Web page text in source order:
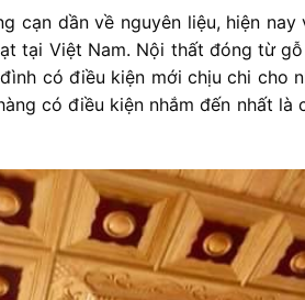
cạn dần về nguyên liệu, hiện
tại Việt Nam. Nội thất đóng từ
có điều kiện mới chịu chi cho
có điều kiện nhắm đến nhất là